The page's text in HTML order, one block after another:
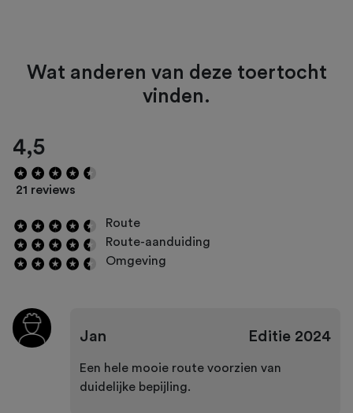
Wat anderen van deze toertocht
vinden.
4,5
21 reviews
Route
Route-aanduiding
Omgeving
Jan Editie2024
Een hele mooie route voorzien van
duidelijke bepijling.